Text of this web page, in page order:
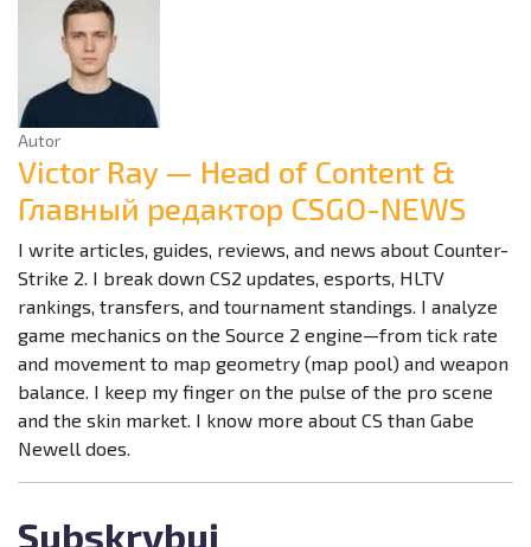
Autor
Victor Ray — Head of Content &
Главный редактор CSGO-NEWS
I write articles, guides, reviews, and news about Counter-
Strike 2. I break down CS2 updates, esports, HLTV
rankings, transfers, and tournament standings. I analyze
game mechanics on the Source 2 engine—from tick rate
and movement to map geometry (map pool) and weapon
balance. I keep my finger on the pulse of the pro scene
and the skin market. I know more about CS than Gabe
Newell does.
Subskrybuj